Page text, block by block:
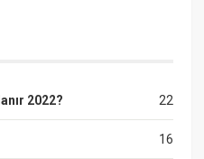
22
2022?
16